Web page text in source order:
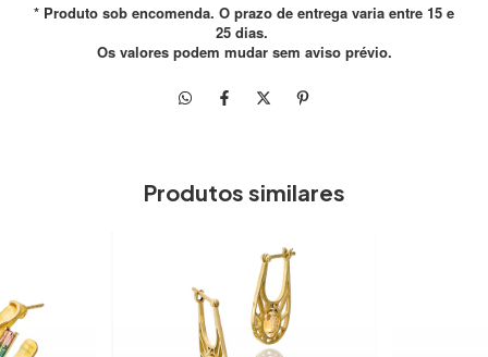
* Produto sob encomenda. O prazo de entrega varia entre 15 e
25 dias.
Os valores podem mudar sem aviso prévio.
Produtos similares